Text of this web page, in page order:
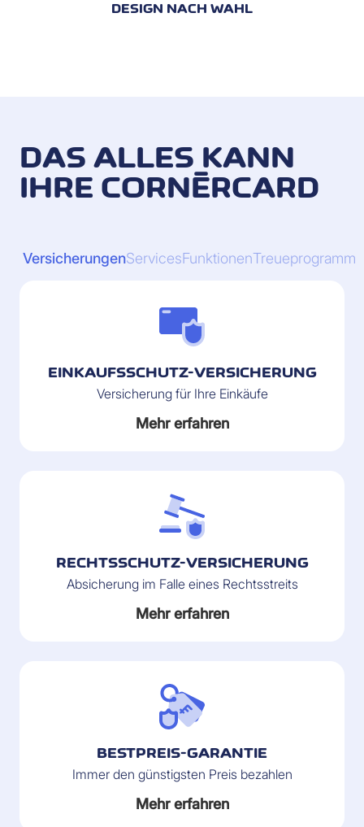
DESIGN NACH WAHL
DAS ALLES KANN
IHRE CORNÈRCARD
VersicherungenServicesFunktionenTreueprogramm
EINKAUFSSCHUTZ-VERSICHERUNG
Versicherung für Ihre Einkäufe
Mehr erfahren
RECHTSSCHUTZ-VERSICHERUNG
Absicherung im Falle eines Rechtsstreits
Mehr erfahren
BESTPREIS-GARANTIE
Immer den günstigsten Preis bezahlen
Mehr erfahren